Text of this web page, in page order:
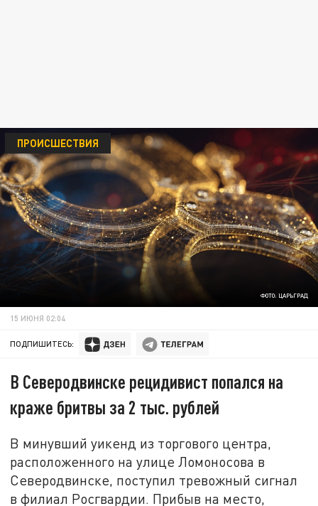
ФОТО: ЦАРЬГРАД
ПРОИСШЕСТВИЯ
15 ИЮНЯ 02:04
ПОДПИШИТЕСЬ:
В Северодвинске рецидивист попался на
краже бритвы за 2 тыс. рублей
В минувший уикенд из торгового центра,
расположенного на улице Ломоносова в
Северодвинске, поступил тревожный сигнал
в филиал Росгвардии. Прибыв на место,